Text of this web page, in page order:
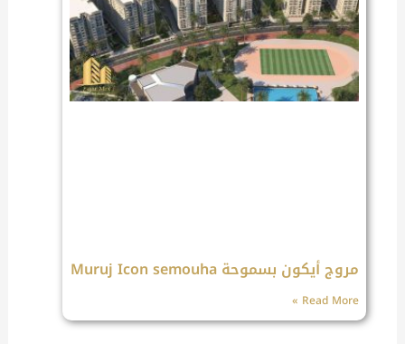
مروج أيكون بسموحة Muruj Icon semouha
Read More »